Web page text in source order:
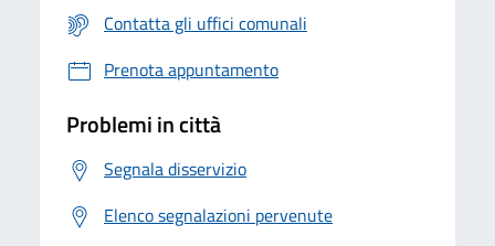
Contatta gli uffici comunali
Prenota appuntamento
Problemi in città
Segnala disservizio
Elenco segnalazioni pervenute